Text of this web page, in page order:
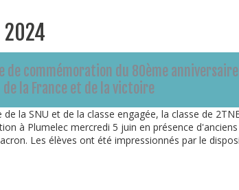
de commémoration du 80ème
la France et de la victoire
de la SNU et de la classe engagée, la classe de
à Plumelec mercredi 5 juin en présence
Les élèves ont été impressionnés par le